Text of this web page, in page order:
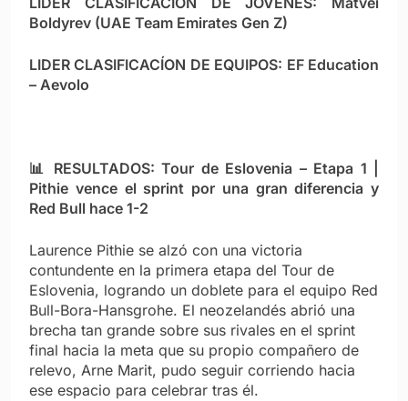
Boldyrev (UAE Team Emirates Gen Z)
LIDER CLASIFICACÍON DE EQUIPOS: EF Education
– Aevolo
📊 RESULTADOS: Tour de Eslovenia – Etapa 1 |
Pithie vence el sprint por una gran diferencia y
Red Bull hace 1-2
Laurence Pithie se alzó con una victoria
contundente en la primera etapa del Tour de
Eslovenia, logrando un doblete para el equipo Red
Bull-Bora-Hansgrohe. El neozelandés abrió una
brecha tan grande sobre sus rivales en el sprint
final hacia la meta que su propio compañero de
relevo, Arne Marit, pudo seguir corriendo hacia
ese espacio para celebrar tras él.